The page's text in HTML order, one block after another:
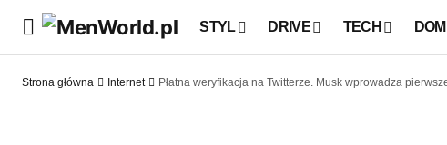
STYL DRIVE TECH DOM
Strona główna Internet Płatna weryfikacja na Twitterze. Musk wprowadza